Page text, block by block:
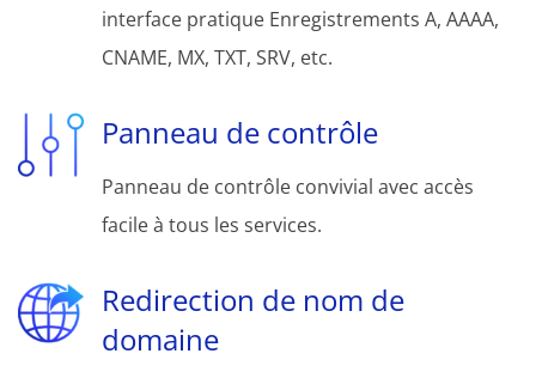
interface pratique Enregistrements A, AAAA,
CNAME, MX, TXT, SRV, etc.
Panneau de contrôle
Panneau de contrôle convivial avec accès
facile à tous les services.
Redirection de nom de
domaine